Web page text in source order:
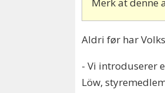
Aldri før har
- Vi introduserer
Löw,